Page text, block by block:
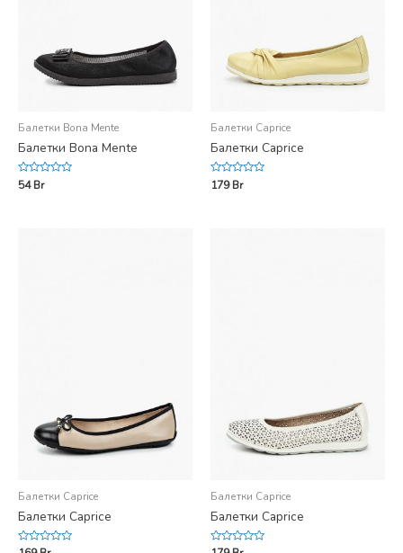
Балетки Bona Mente
Балетки Bona Mente
Rated
0
54Br
Балетки Caprice
Балетки Caprice
Rated
0179Br
Балетки Caprice
Балетки Caprice
Rated
Балетки Caprice
Балетки Caprice
Rated